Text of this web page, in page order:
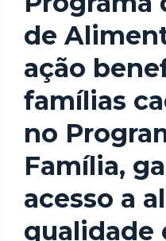
de
ação
famílias
no
Família,
acesso a
qualidade